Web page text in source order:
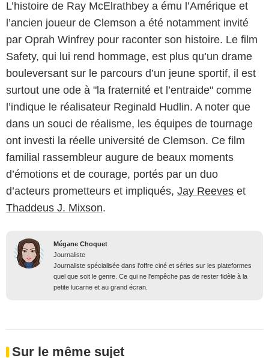
L’histoire de Ray McElrathbey a ému l’Amérique et
l’ancien joueur de Clemson a été notamment invité
par Oprah Winfrey pour raconter son histoire. Le film
Safety, qui lui rend hommage, est plus qu’un drame
bouleversant sur le parcours d’un jeune sportif, il est
surtout une ode à "la fraternité et l’entraide" comme
l’indique le réalisateur Reginald Hudlin. A noter que
dans un souci de réalisme, les équipes de tournage
ont investi la réelle université de Clemson. Ce film
familial rassembleur augure de beaux moments
d’émotions et de courage, portés par un duo
d’acteurs prometteurs et impliqués, Jay Reeves et
Thaddeus J. Mixson.
Mégane Choquet
Journaliste
Journaliste spécialisée dans l'offre ciné et séries sur les plateformes
quel que soit le genre. Ce qui ne l'empêche pas de rester fidèle à la
petite lucarne et au grand écran.
Sur le même sujet